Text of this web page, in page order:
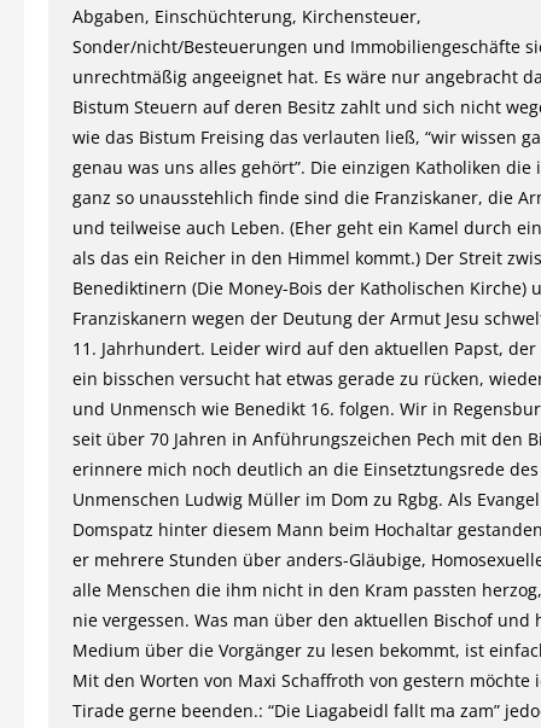
Abgaben, Einschüchterung, Kirchensteuer,
Sonder/nicht/Besteuerungen und Immobiliengeschäfte
unrechtmäßig angeeignet hat. Es wäre nur angebracht
Bistum Steuern auf deren Besitz zahlt und sich nicht
wie das Bistum Freising das verlauten ließ, “wir wissen
genau was uns alles gehört”. Die einzigen Katholiken die
ganz so unausstehlich finde sind die Franziskaner, die
und teilweise auch Leben. (Eher geht ein Kamel durch
als das ein Reicher in den Himmel kommt.) Der Streit
Benediktinern (Die Money-Bois der Katholischen Kirche)
Franziskanern wegen der Deutung der Armut Jesu
11. Jahrhundert. Leider wird auf den aktuellen Papst,
ein bisschen versucht hat etwas gerade zu rücken,
und Unmensch wie Benedikt 16. folgen. Wir in
seit über 70 Jahren in Anführungszeichen Pech mit den
erinnere mich noch deutlich an die Einsetztungsrede des
Unmenschen Ludwig Müller im Dom zu Rgbg. Als
Domspatz hinter diesem Mann beim Hochaltar
er mehrere Stunden über anders-Gläubige,
alle Menschen die ihm nicht in den Kram passten
nie vergessen. Was man über den aktuellen Bischof und
Medium über die Vorgänger zu lesen bekommt, ist
Mit den Worten von Maxi Schaffroth von gestern möchte
Tirade gerne beenden.: “Die Liagabeidl fallt ma zam”